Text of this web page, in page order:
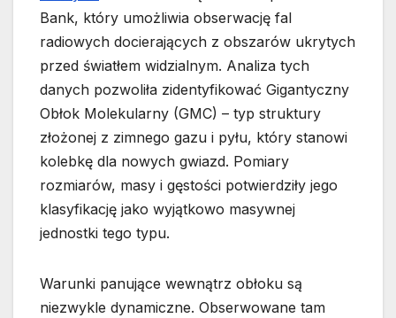
Bank, który umożliwia obserwację fal
radiowych docierających z obszarów ukrytych
przed światłem widzialnym. Analiza tych
danych pozwoliła zidentyfikować Gigantyczny
Obłok Molekularny (GMC) – typ struktury
złożonej z zimnego gazu i pyłu, który stanowi
kolebkę dla nowych gwiazd. Pomiary
rozmiarów, masy i gęstości potwierdziły jego
klasyfikację jako wyjątkowo masywnej
jednostki tego typu.
Warunki panujące wewnątrz obłoku są
niezwykle dynamiczne. Obserwowane tam